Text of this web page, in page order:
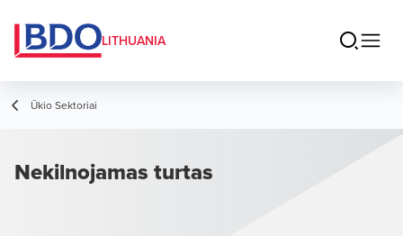
LITHUANIA
Ūkio Sektoriai
Nekilnojamas turtas